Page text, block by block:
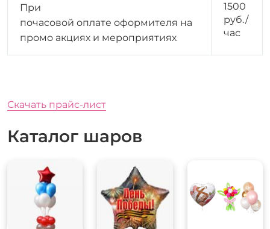
При
почасовой оплате оформителя на
промо акциях и мероприятиях
1500
руб./
час
Скачать прайс-лист
Каталог шаров